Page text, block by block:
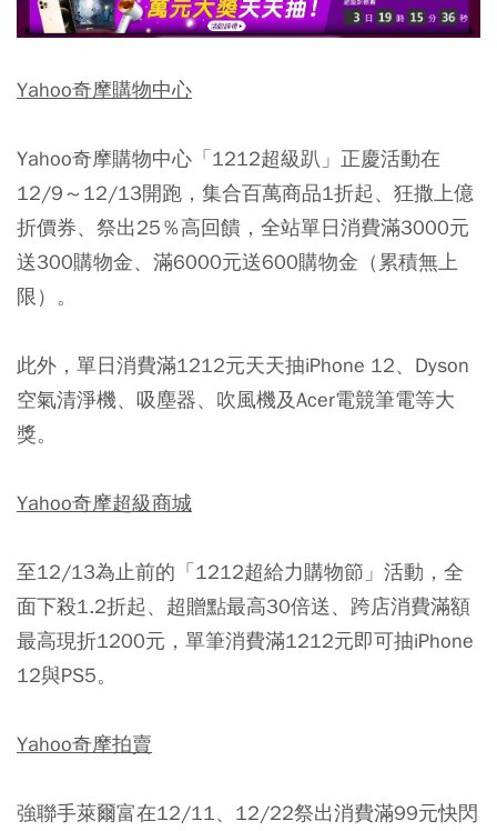
Yahoo奇摩購物中心
Yahoo奇摩購物中心「1212超級趴」正慶活動在
12/9～12/13開跑，集合百萬商品1折起、狂撒上億
折價券、祭出25％高回饋，全站單日消費滿3000元
送300購物金、滿6000元送600購物金（累積無上
限）。
此外，單日消費滿1212元天天抽iPhone 12、Dyson
空氣清淨機、吸塵器、吹風機及Acer電競筆電等大
獎。
Yahoo奇摩超級商城
至12/13為止前的「1212超給力購物節」活動，全
面下殺1.2折起、超贈點最高30倍送、跨店消費滿額
最高現折1200元，單筆消費滿1212元即可抽iPhone
12與PS5。
Yahoo奇摩拍賣
強聯手萊爾富在12/11、12/22祭出消費滿99元快閃